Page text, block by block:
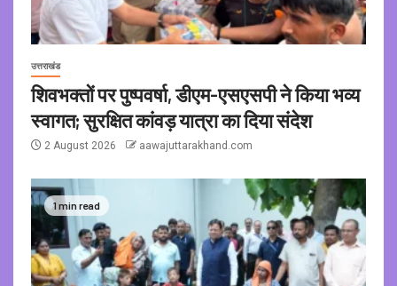
उत्तराखंड
शिवभक्तों पर पुष्पवर्षा, डीएम-एसएसपी ने किया भव्य
स्वागत; सुरक्षित कांवड़ यात्रा का दिया संदेश
2 August 2026 aawajuttarakhand.com
1 min read